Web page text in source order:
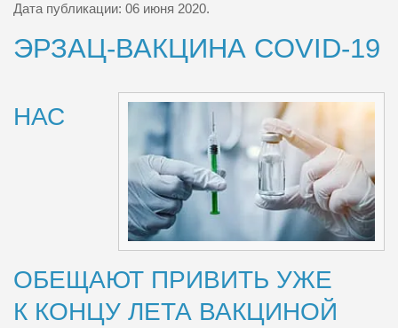
Дата публикации: 06 июня 2020.
ЭРЗАЦ-ВАКЦИНА COVID-19
НАС
ОБЕЩАЮТ ПРИВИТЬ УЖЕ
К КОНЦУ ЛЕТА ВАКЦИНОЙ